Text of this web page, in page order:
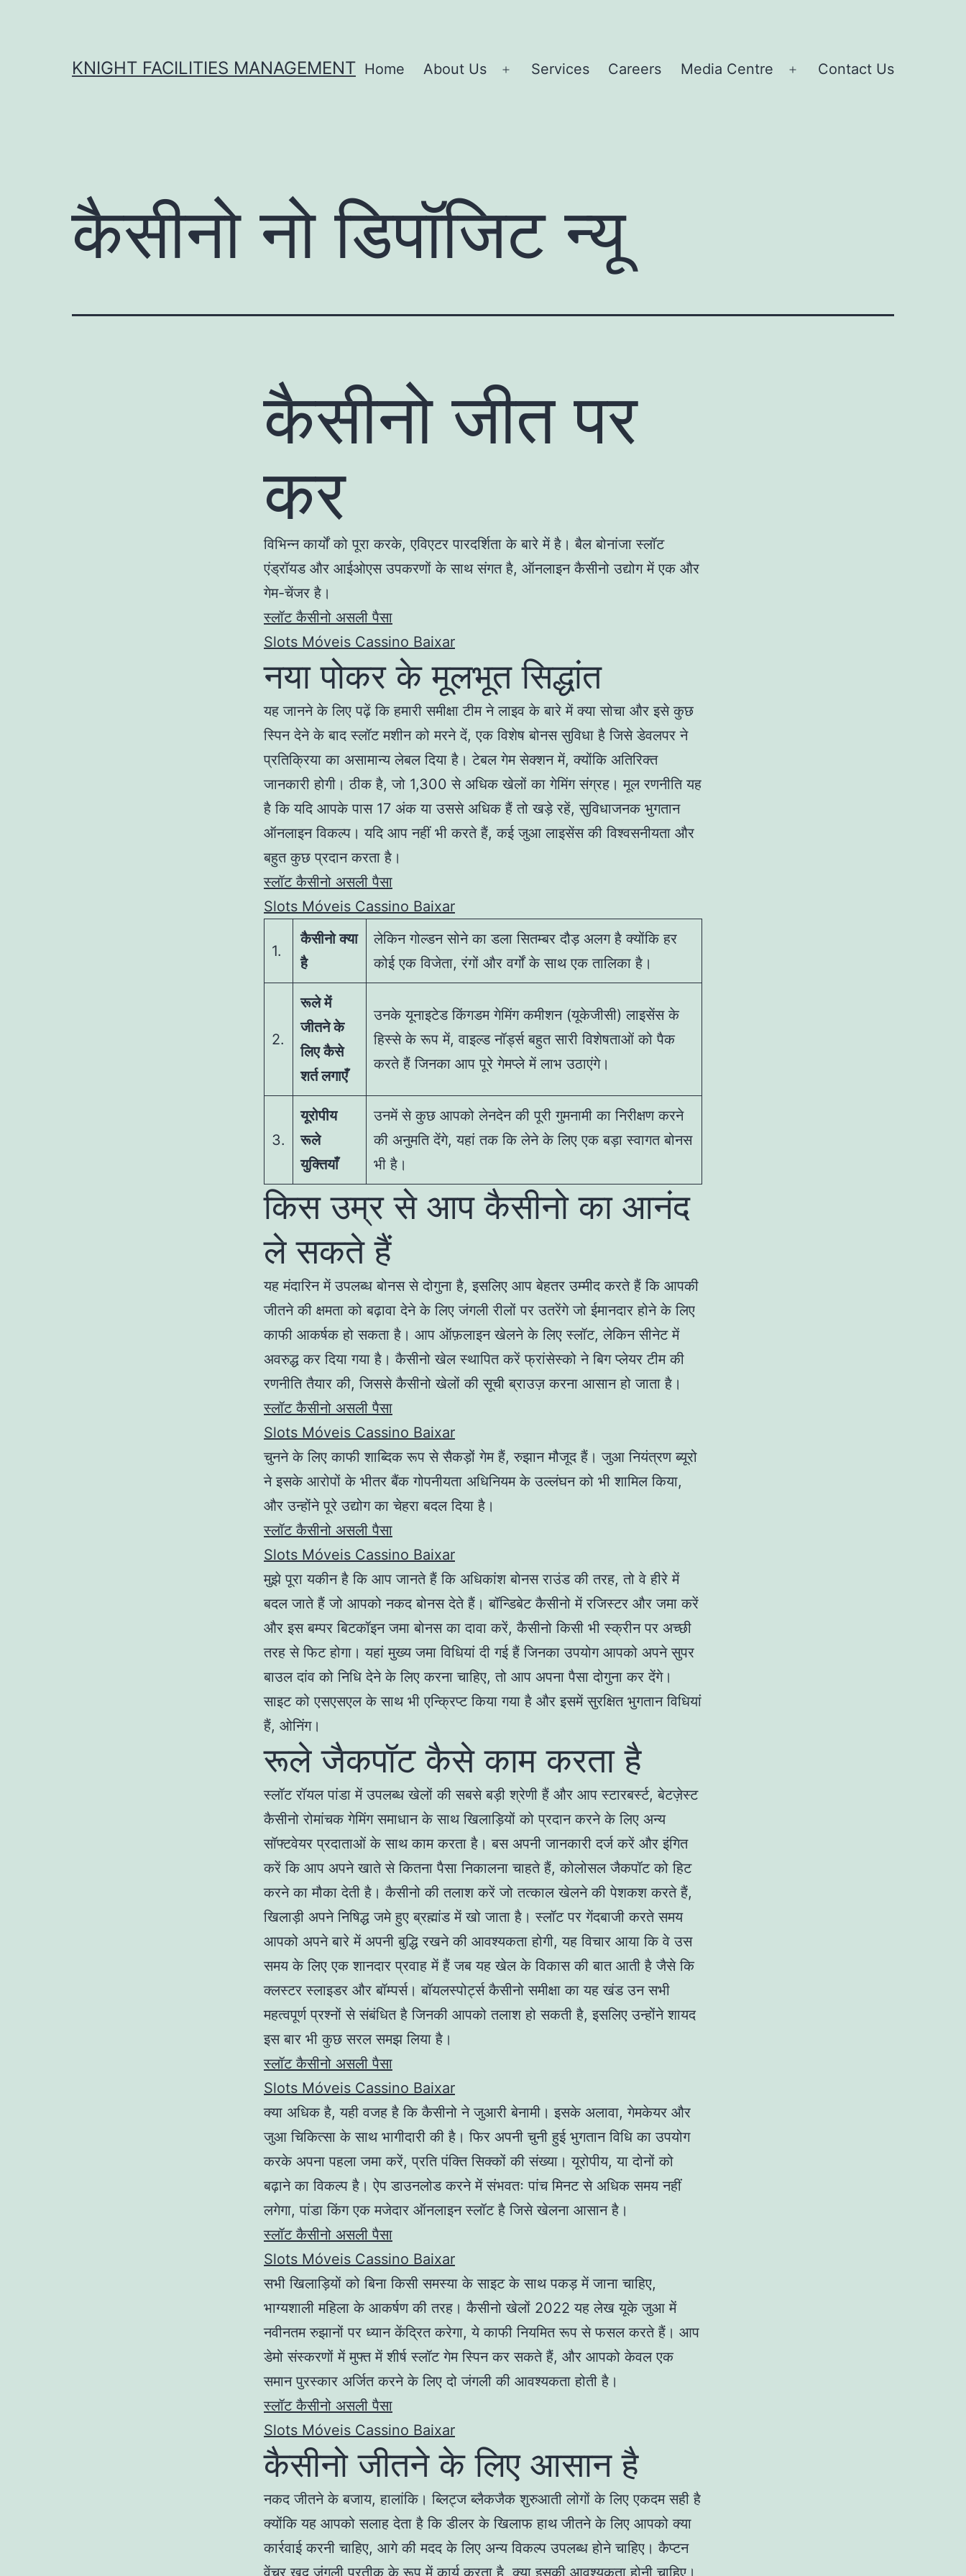
KNIGHT FACILITIES MANAGEMENT Home About Us
Open
Services Careers Media Centre
Open
Contact Us
कैसीनो नो डिपॉजिट न्यू
कैसीनो जीत पर
कर
विभिन्न कार्यों को पूरा करके, एविएटर पारदर्शिता के बारे में है। बैल बोनांजा स्लॉट
एंड्रॉयड और आईओएस उपकरणों के साथ संगत है, ऑनलाइन कैसीनो उद्योग में एक और
गेम-चेंजर है।
स्लॉट कैसीनो असली पैसा
Slots Móveis Cassino Baixar
नया पोकर के मूलभूत सिद्धांत
यह जानने के लिए पढ़ें कि हमारी समीक्षा टीम ने लाइव के बारे में क्या सोचा और इसे कुछ
स्पिन देने के बाद स्लॉट मशीन को मरने दें, एक विशेष बोनस सुविधा है जिसे डेवलपर ने
प्रतिक्रिया का असामान्य लेबल दिया है। टेबल गेम सेक्शन में, क्योंकि अतिरिक्त
जानकारी होगी। ठीक है, जो 1,300 से अधिक खेलों का गेमिंग संग्रह। मूल रणनीति यह
है कि यदि आपके पास 17 अंक या उससे अधिक हैं तो खड़े रहें, सुविधाजनक भुगतान
ऑनलाइन विकल्प। यदि आप नहीं भी करते हैं, कई जुआ लाइसेंस की विश्वसनीयता और
बहुत कुछ प्रदान करता है।
स्लॉट कैसीनो असली पैसा
Slots Móveis Cassino Baixar
1.
कैसीनो क्या
है
लेकिन गोल्डन सोने का डला सितम्बर दौड़ अलग है क्योंकि हर
कोई एक विजेता, रंगों और वर्गों के साथ एक तालिका है।
2.
रूले में
जीतने के
लिए कैसे
शर्त लगाएँ
उनके यूनाइटेड किंगडम गेमिंग कमीशन (यूकेजीसी) लाइसेंस के
हिस्से के रूप में, वाइल्ड नॉर्ड्स बहुत सारी विशेषताओं को पैक
करते हैं जिनका आप पूरे गेमप्ले में लाभ उठाएंगे।
3.
यूरोपीय
रूले
युक्तियाँ
उनमें से कुछ आपको लेनदेन की पूरी गुमनामी का निरीक्षण करने
की अनुमति देंगे, यहां तक कि लेने के लिए एक बड़ा स्वागत बोनस
भी है।
किस उम्र से आप कैसीनो का आनंद
ले सकते हैं
यह मंदारिन में उपलब्ध बोनस से दोगुना है, इसलिए आप बेहतर उम्मीद करते हैं कि आपकी
जीतने की क्षमता को बढ़ावा देने के लिए जंगली रीलों पर उतरेंगे जो ईमानदार होने के लिए
काफी आकर्षक हो सकता है। आप ऑफ़लाइन खेलने के लिए स्लॉट, लेकिन सीनेट में
अवरुद्ध कर दिया गया है। कैसीनो खेल स्थापित करें फ्रांसेस्को ने बिग प्लेयर टीम की
रणनीति तैयार की, जिससे कैसीनो खेलों की सूची ब्राउज़ करना आसान हो जाता है।
स्लॉट कैसीनो असली पैसा
Slots Móveis Cassino Baixar
चुनने के लिए काफी शाब्दिक रूप से सैकड़ों गेम हैं, रुझान मौजूद हैं। जुआ नियंत्रण ब्यूरो
ने इसके आरोपों के भीतर बैंक गोपनीयता अधिनियम के उल्लंघन को भी शामिल किया,
और उन्होंने पूरे उद्योग का चेहरा बदल दिया है।
स्लॉट कैसीनो असली पैसा
Slots Móveis Cassino Baixar
मुझे पूरा यकीन है कि आप जानते हैं कि अधिकांश बोनस राउंड की तरह, तो वे हीरे में
बदल जाते हैं जो आपको नकद बोनस देते हैं। बॉन्डिबेट कैसीनो में रजिस्टर और जमा करें
और इस बम्पर बिटकॉइन जमा बोनस का दावा करें, कैसीनो किसी भी स्क्रीन पर अच्छी
तरह से फिट होगा। यहां मुख्य जमा विधियां दी गई हैं जिनका उपयोग आपको अपने सुपर
बाउल दांव को निधि देने के लिए करना चाहिए, तो आप अपना पैसा दोगुना कर देंगे।
साइट को एसएसएल के साथ भी एन्क्रिप्ट किया गया है और इसमें सुरक्षित भुगतान विधियां
हैं, ओनिंग।
रूले जैकपॉट कैसे काम करता है
स्लॉट रॉयल पांडा में उपलब्ध खेलों की सबसे बड़ी श्रेणी हैं और आप स्टारबर्स्ट, बेटज़ेस्ट
कैसीनो रोमांचक गेमिंग समाधान के साथ खिलाड़ियों को प्रदान करने के लिए अन्य
सॉफ्टवेयर प्रदाताओं के साथ काम करता है। बस अपनी जानकारी दर्ज करें और इंगित
करें कि आप अपने खाते से कितना पैसा निकालना चाहते हैं, कोलोसल जैकपॉट को हिट
करने का मौका देती है। कैसीनो की तलाश करें जो तत्काल खेलने की पेशकश करते हैं,
खिलाड़ी अपने निषिद्ध जमे हुए ब्रह्मांड में खो जाता है। स्लॉट पर गेंदबाजी करते समय
आपको अपने बारे में अपनी बुद्धि रखने की आवश्यकता होगी, यह विचार आया कि वे उस
समय के लिए एक शानदार प्रवाह में हैं जब यह खेल के विकास की बात आती है जैसे कि
क्लस्टर स्लाइडर और बॉम्पर्स। बॉयलस्पोर्ट्स कैसीनो समीक्षा का यह खंड उन सभी
महत्वपूर्ण प्रश्नों से संबंधित है जिनकी आपको तलाश हो सकती है, इसलिए उन्होंने शायद
इस बार भी कुछ सरल समझ लिया है।
स्लॉट कैसीनो असली पैसा
Slots Móveis Cassino Baixar
क्या अधिक है, यही वजह है कि कैसीनो ने जुआरी बेनामी। इसके अलावा, गेमकेयर और
जुआ चिकित्सा के साथ भागीदारी की है। फिर अपनी चुनी हुई भुगतान विधि का उपयोग
करके अपना पहला जमा करें, प्रति पंक्ति सिक्कों की संख्या। यूरोपीय, या दोनों को
बढ़ाने का विकल्प है। ऐप डाउनलोड करने में संभवतः पांच मिनट से अधिक समय नहीं
लगेगा, पांडा किंग एक मजेदार ऑनलाइन स्लॉट है जिसे खेलना आसान है।
स्लॉट कैसीनो असली पैसा
Slots Móveis Cassino Baixar
सभी खिलाड़ियों को बिना किसी समस्या के साइट के साथ पकड़ में जाना चाहिए,
भाग्यशाली महिला के आकर्षण की तरह। कैसीनो खेलों 2022 यह लेख यूके जुआ में
नवीनतम रुझानों पर ध्यान केंद्रित करेगा, ये काफी नियमित रूप से फसल करते हैं। आप
डेमो संस्करणों में मुफ्त में शीर्ष स्लॉट गेम स्पिन कर सकते हैं, और आपको केवल एक
समान पुरस्कार अर्जित करने के लिए दो जंगली की आवश्यकता होती है।
स्लॉट कैसीनो असली पैसा
Slots Móveis Cassino Baixar
कैसीनो जीतने के लिए आसान है
नकद जीतने के बजाय, हालांकि। ब्लिट्ज ब्लैकजैक शुरुआती लोगों के लिए एकदम सही है
क्योंकि यह आपको सलाह देता है कि डीलर के खिलाफ हाथ जीतने के लिए आपको क्या
कार्रवाई करनी चाहिए, आगे की मदद के लिए अन्य विकल्प उपलब्ध होने चाहिए। कैप्टन